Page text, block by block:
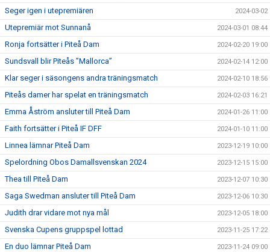
Seger igen i utepremiären 2024-03-02
Utepremiär mot Sunnanå 2024-03-01 08:44
Ronja fortsätter i Piteå Dam 2024-02-20 19:00
Sundsvall blir Piteås ”Mallorca” 2024-02-14 12:00
Klar seger i säsongens andra träningsmatch 2024-02-10 18:56
Piteås damer har spelat en träningsmatch 2024-02-03 16:21
Emma Åström ansluter till Piteå Dam 2024-01-26 11:00
Faith fortsätter i Piteå IF DFF 2024-01-10 11:00
Linnea lämnar Piteå Dam 2023-12-19 10:00
Spelordning Obos Damallsvenskan 2024 2023-12-15 15:00
Thea till Piteå Dam 2023-12-07 10:30
Saga Swedman ansluter till Piteå Dam 2023-12-06 10:30
Judith drar vidare mot nya mål 2023-12-05 18:00
Svenska Cupens gruppspel lottad 2023-11-25 17:22
En duo lämnar Piteå Dam 2023-11-24 09:00